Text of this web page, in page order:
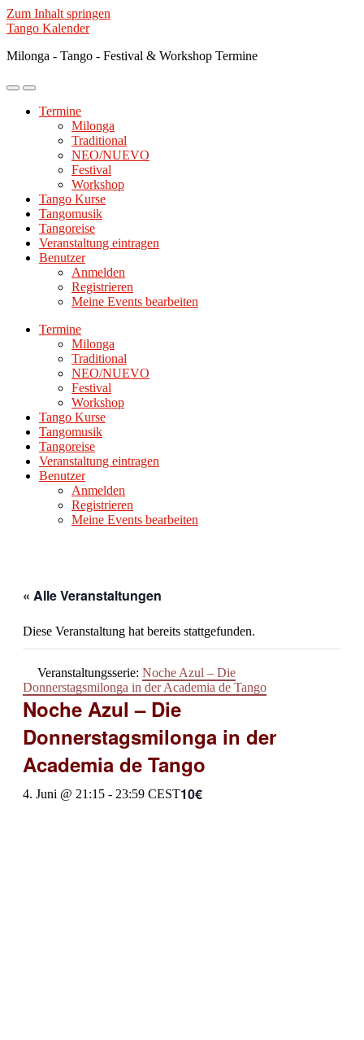
Zum Inhalt springen
Tango Kalender
Milonga - Tango - Festival & Workshop Termine
Mobile-
ein-/ausblenden
Suchfeld
ein-/ausblenden
Termine
Milonga
Traditional
NEO/NUEVO
Festival
Workshop
Tango Kurse
Tangomusik
Tangoreise
Veranstaltung eintragen
Benutzer
Anmelden
Registrieren
Meine Events bearbeiten
Termine
Milonga
Traditional
NEO/NUEVO
Festival
Workshop
Tango Kurse
Tangomusik
Tangoreise
Veranstaltung eintragen
Benutzer
Anmelden
Registrieren
Meine Events bearbeiten
« Alle Veranstaltungen
Diese Veranstaltung hat bereits stattgefunden.
Veranstaltungsserie: Noche Azul – Die
Donnerstagsmilonga in der Academia de Tango
Noche Azul – Die
Donnerstagsmilonga in der
Academia de Tango
4. Juni @ 21:15 - 23:59 CEST10€